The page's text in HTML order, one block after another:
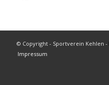
© Copyright - Sportverein Kehlen -
Impressum